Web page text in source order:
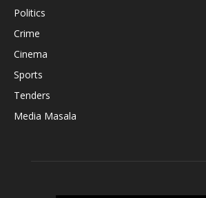
Politics
Crime
Cinema
Sports
Tenders
Media Masala